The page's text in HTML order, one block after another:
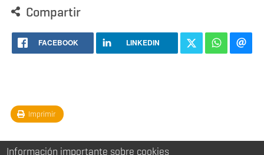
Compartir
FACEBOOK LINKEDIN
Imprimir
Información importante sobre cookies